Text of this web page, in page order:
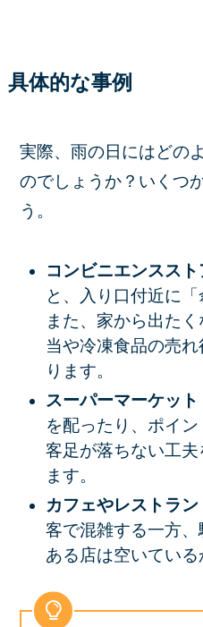
具体的な事例
実際、雨の日にはどの
のでしょうか？いくつ
う。
コンビニエンスス
と、入り口付近に「
また、家から出た
当や冷凍食品の売
ります。
スーパーマーケッ
を配ったり、ポイン
客足が落ちない工
ます。
カフェやレストラ
客で混雑する一方
ある店は空いている